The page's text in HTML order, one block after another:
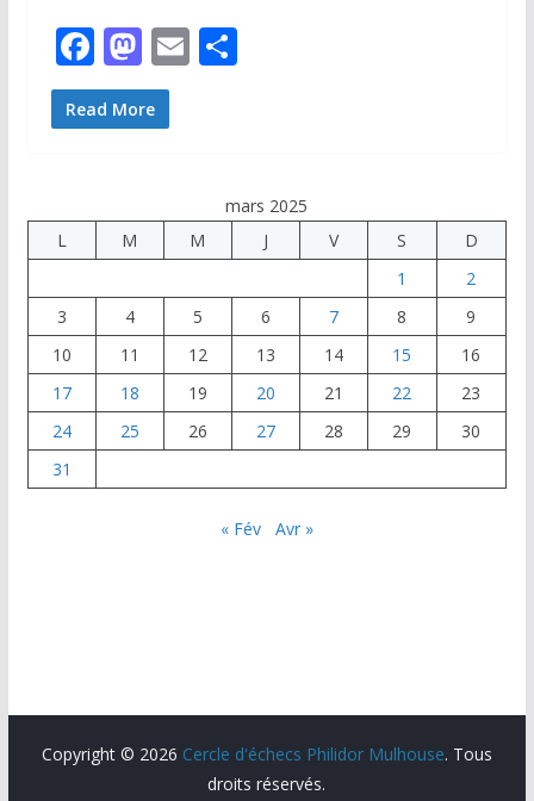
F
ac
e
o
k
M
as
to
n
E P
er
Read More
mars 2025
L
M M J V S
D
1
2
3
4 5 6 7 8
9
10
11 12 13 14 15
16
17
18 19 20 21 22
23
24
25 26 27 28 29
30
31
« Fév Avr »
Copyright © 2026 Cercle d'échecs Philidor Mulhouse. Tous
droits réservés.